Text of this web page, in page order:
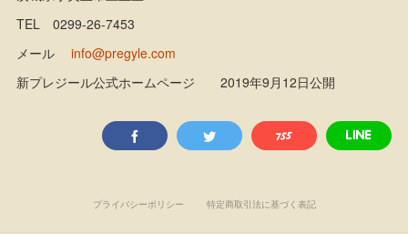
TEL 0299-26-7453
メールinfo@pregyle.com
新プレジール公式ホームページ 2019年9月12日公開
プライバシーポリシー 特定商取引法に基づく表記